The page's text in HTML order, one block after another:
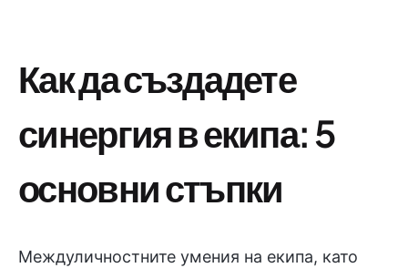
Как да създадете
синергия в екипа: 5
основни стъпки
Междуличностните умения на екипа, като